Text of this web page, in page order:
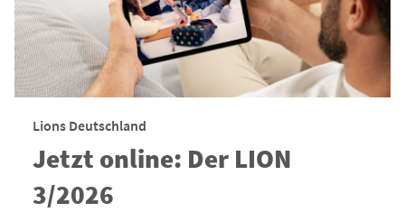
Lions Deutschland
Jetzt online: Der LION
3/2026